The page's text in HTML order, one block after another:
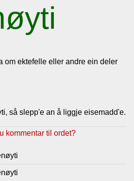
om ektefelle eller andre ein deler
så slepp'e an å liggje eisemadd'e.
kommentar til ordet?